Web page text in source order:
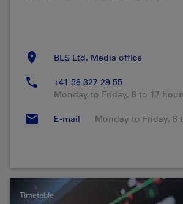
BLS Ltd, Media office
+41 58 327 29 55
Monday to Friday, 8 to 17
E-mail Monday to Friday, 8
Timetable